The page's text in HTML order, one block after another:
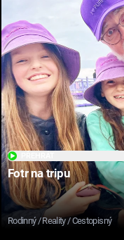
Fotr na tripu
Rodinný / Reality / Cestopisný